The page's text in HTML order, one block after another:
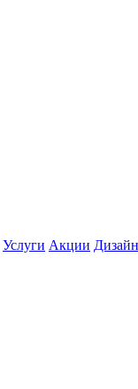
Услуги Акции